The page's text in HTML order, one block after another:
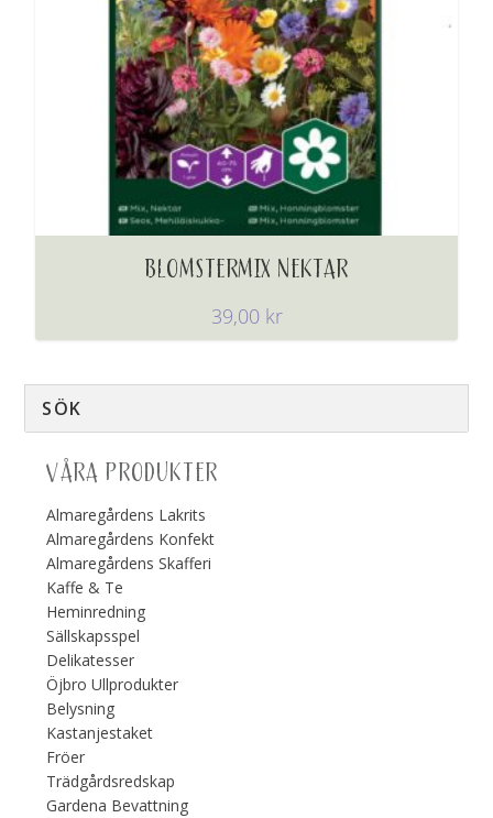
BLOMSTERMIX NEKTAR
39,00 kr
VÅRA PRODUKTER
Almaregårdens Lakrits
Almaregårdens Konfekt
Almaregårdens Skafferi
Kaffe & Te
Heminredning
Sällskapsspel
Delikatesser
Öjbro Ullprodukter
Belysning
Kastanjestaket
Fröer
Trädgårdsredskap
Gardena Bevattning